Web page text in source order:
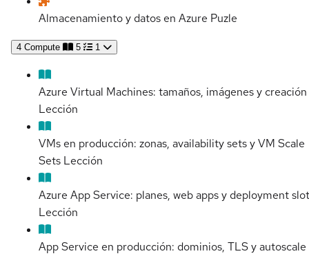
Almacenamiento y datos en Azure Puzle
4 Compute 5 1
Azure Virtual Machines: tamaños, imágenes y creación
Lección
VMs en producción: zonas, availability sets y VM Scale
Sets Lección
Azure App Service: planes, web apps y deployment
Lección
App Service en producción: dominios, TLS y autoscale